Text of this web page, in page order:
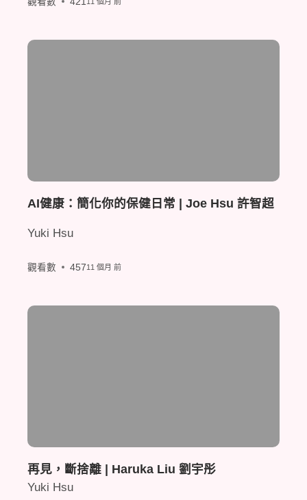
AI健康：簡化你的保健日常 | Joe Hsu 許智超
Yuki Hsu
觀看數 45711 個月 前
再見，斷捨離 | Haruka Liu 劉宇彤
Yuki Hsu